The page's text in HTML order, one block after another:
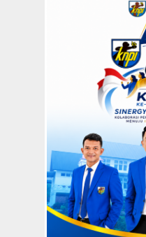
Redaksi